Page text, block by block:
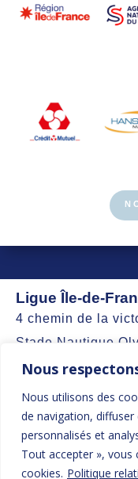
Nous
Nous utilisons des
de navigation,
personnalisés et
Tout accepter »,
cookies. Politique
Ligue Île-de-
4 chemin de la
Stade Nautique
77360 Vaires-sur-
contact@aviron-
Suivez nos